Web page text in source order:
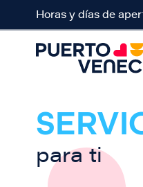
Horas y días de
para ti